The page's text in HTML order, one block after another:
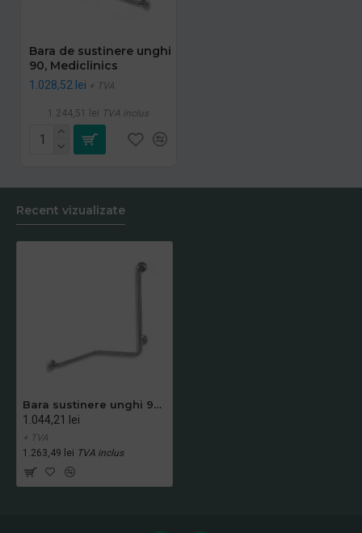
Bara de sustinere unghi
90, Mediclinics
1.028,52 lei + TVA
1.244,51 lei TVA inclus
Recent vizualizate
Bara sustinere unghi 90, Mediclinics
1.044,21 lei
+ TVA
1.263,49 lei TVA inclus